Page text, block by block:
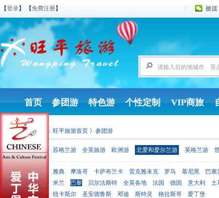
【登录】 【免费注册】
首页 参团游 特色游 个性定制 VIP商旅
您现在的位置： 旺平旅游首页 》参团游
参团游 苏格兰游 全英旅游 欧洲游 北爱和爱尔兰游 英格兰游
出发地点 雅典 摩洛哥 卡萨布兰卡 雷克雅未克 罗马 慕尼黑
巴塞
米兰
巴黎 贝尔法斯特 全英各地 法国 德国 意大利
土
纽卡斯尔
圣安德鲁斯 邓迪 斯特灵 格拉斯哥 爱丁堡